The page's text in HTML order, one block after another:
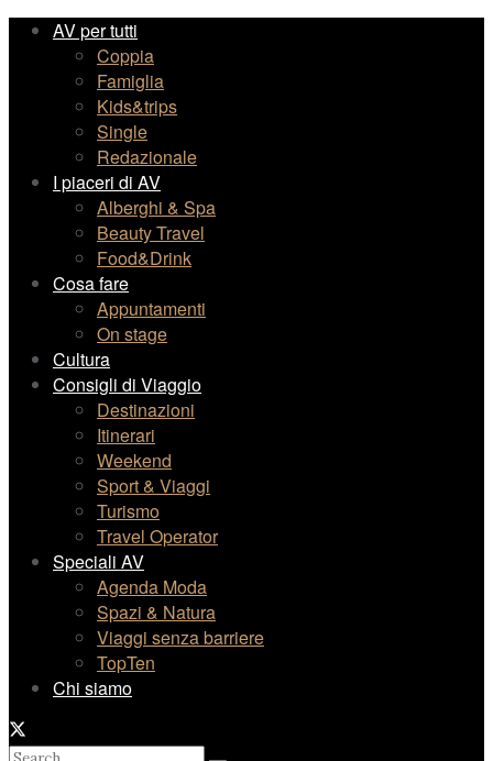
AV per tutti
Coppia
Famiglia
Kids&trips
Single
Redazionale
I piaceri di AV
Alberghi & Spa
Beauty Travel
Food&Drink
Cosa fare
Appuntamenti
On stage
Cultura
Consigli di Viaggio
Destinazioni
Itinerari
Weekend
Sport & Viaggi
Turismo
Travel Operator
Speciali AV
Agenda Moda
Spazi & Natura
Viaggi senza barriere
TopTen
Chi siamo